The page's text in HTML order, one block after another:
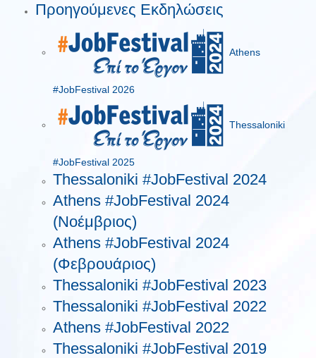
Προηγούμενες Εκδηλώσεις
Athens
#JobFestival 2026
Thessaloniki
#JobFestival 2025
Thessaloniki #JobFestival 2024
Athens #JobFestival 2024
(Νοέμβριος)
Athens #JobFestival 2024
(Φεβρουάριος)
Thessaloniki #JobFestival 2023
Thessaloniki #JobFestival 2022
Athens #JobFestival 2022
Thessaloniki #JobFestival 2019